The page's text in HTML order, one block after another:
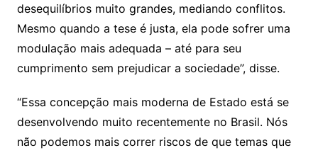
desequilíbrios muito grandes, mediando conflitos.
Mesmo quando a tese é justa, ela pode sofrer uma
modulação mais adequada – até para seu
cumprimento sem prejudicar a sociedade”, disse.
“Essa concepção mais moderna de Estado está se
desenvolvendo muito recentemente no Brasil. Nós
não podemos mais correr riscos de que temas que